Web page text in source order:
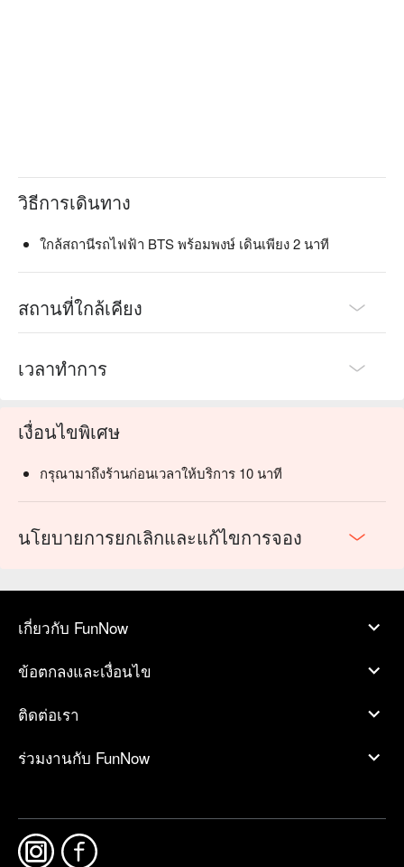
เวลาเดินประมาณ 1 นาทีถึง และอยู่ใกล้กับห้างสรรพสินค้าหรู
อย่าง EmQuartier ทำเลที่ตั้งดีเยี่ยม
Lek Massage Gold (Sukhumvit 24) จอง, Lek Massage Gold
วิธีการเดินทาง
ใกล้สถานีรถไฟฟ้า BTS พร้อมพงษ์ เดินเพียง 2 นาที
สถานที่ใกล้เคียง
เวลาทำการ
เงื่อนไขพิเศษ
กรุณามาถึงร้านก่อนเวลาให้บริการ 10 นาที
นโยบายการยกเลิกและแก้ไขการจอง
เกี่ยวกับ FunNow
ข้อตกลงและเงื่อนไข
ติดต่อเรา
ร่วมงานกับ FunNow